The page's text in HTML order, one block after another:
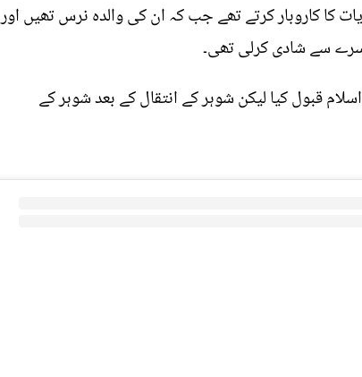
کا کاروبار کرتے تھے جب کہ ان کی والدہ نرس تھیں اور
سے شادی کرلی تھی۔
قبول کیا لیکن شوہر کے انتقال کے بعد شوہر کے